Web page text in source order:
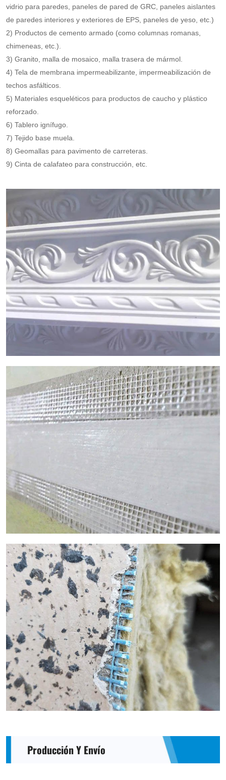
vidrio para paredes, paneles de pared de GRC, paneles aislantes
de paredes interiores y exteriores de EPS, paneles de yeso, etc.)
2) Productos de cemento armado (como columnas romanas,
chimeneas, etc.).
3) Granito, malla de mosaico, malla trasera de mármol.
4) Tela de membrana impermeabilizante, impermeabilización de
techos asfálticos.
5) Materiales esqueléticos para productos de caucho y plástico
reforzado.
6) Tablero ignífugo.
7) Tejido base muela.
8) Geomallas para pavimento de carreteras.
9) Cinta de calafateo para construcción, etc.
Producción Y Envío